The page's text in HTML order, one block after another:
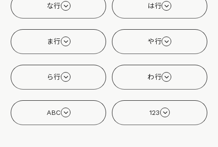
な行 は行
ま行 や行
ら行 わ行
ABC 123